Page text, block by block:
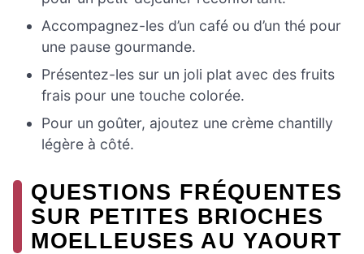
Accompagnez-les d’un café ou d’un thé pour
une pause gourmande.
Présentez-les sur un joli plat avec des fruits
frais pour une touche colorée.
Pour un goûter, ajoutez une crème chantilly
légère à côté.
QUESTIONS FRÉQUENTES
SUR PETITES BRIOCHES
MOELLEUSES AU YAOURT